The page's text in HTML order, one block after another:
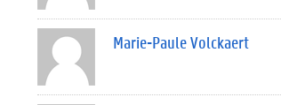
Marie-Paule Volckaert